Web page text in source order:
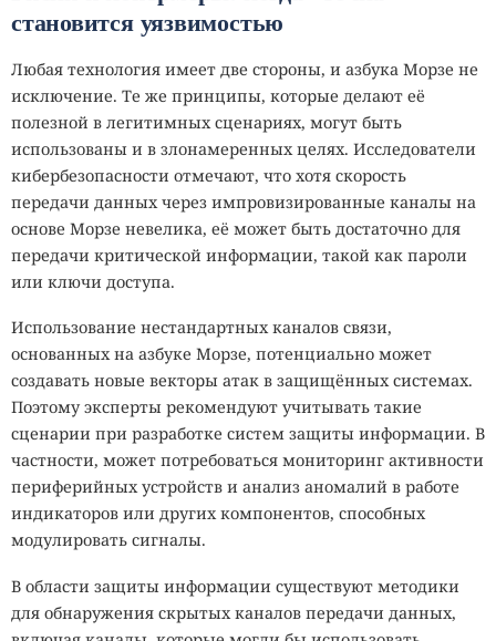
становится уязвимостью
Любая технология имеет две стороны, и азбука Морзе не
исключение. Те же принципы, которые делают её
полезной в легитимных сценариях, могут быть
использованы и в злонамеренных целях. Исследователи
кибербезопасности отмечают, что хотя скорость
передачи данных через импровизированные каналы на
основе Морзе невелика, её может быть достаточно для
передачи критической информации, такой как пароли
или ключи доступа.
Использование нестандартных каналов связи,
основанных на азбуке Морзе, потенциально может
создавать новые векторы атак в защищённых системах.
Поэтому эксперты рекомендуют учитывать такие
сценарии при разработке систем защиты информации. В
частности, может потребоваться мониторинг активности
периферийных устройств и анализ аномалий в работе
индикаторов или других компонентов, способных
модулировать сигналы.
В области защиты информации существуют методики
для обнаружения скрытых каналов передачи данных,